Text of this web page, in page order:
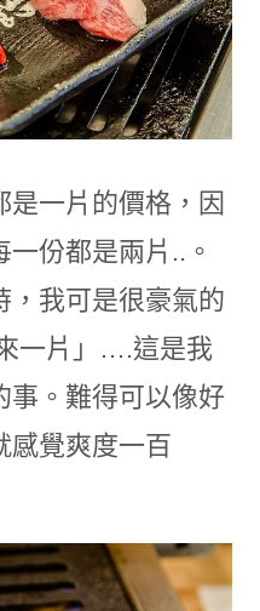
是一片的價格，因
份都是兩片..。
，我可是很豪氣的
一片」….這是我
事。難得可以像好
感覺爽度一百